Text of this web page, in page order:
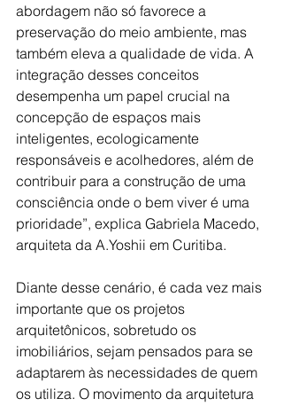
abordagem não só favorece a
preservação do meio ambiente, mas
também eleva a qualidade de vida. A
integração desses conceitos
desempenha um papel crucial na
concepção de espaços mais
inteligentes, ecologicamente
responsáveis e acolhedores, além de
contribuir para a construção de uma
consciência onde o bem viver é uma
prioridade”, explica Gabriela Macedo,
arquiteta da A.Yoshii em Curitiba.
Diante desse cenário, é cada vez mais
importante que os projetos
arquitetônicos, sobretudo os
imobiliários, sejam pensados para se
adaptarem às necessidades de quem
os utiliza. O movimento da arquitetura